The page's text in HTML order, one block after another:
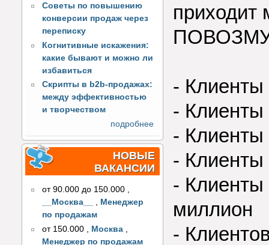
Советы по повышению
конверсии продаж через
переписку
Когнитивные искажения:
какие бывают и можно ли
избавиться
Скрипты в b2b-продажах:
между эффективностью
и творчеством
подробнее
НОВЫЕ
ВАКАНСИИ
от 90.000 до 150.000 ,
__Москва__
, Менеджер
по продажам
от 150.000
Москва
Менеджер по продажам
- Клиенты
- Клиенты
- Клиенты
- Клиенты
- Клиенты
миллион
-